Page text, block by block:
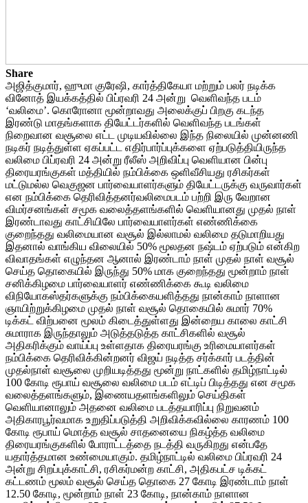
Share
அஜித்குமார், ஹுமா குரேஷி, கார்த்திகேயா மற்றும் பலர் நடிக்க
வினோத் இயக்கத்தில் பிப்ரவரி 24 அன்று வெளிவந்த படம்
‘வலிமை’. கொரோனா மூன்றாவது அலைக்குப் பிறகு கடந்த
இரண்டு மாதங்களாக தியேட்டர்களில் வெளிவந்த படங்கள்
நிறைவான வசூலை எட்ட முடியவில்லை இந்த நிலையில் முன்னணி
நடிகர் நடித்துள்ள ஏகப்பட்ட எதிர்பார்ப்புக்களை ஏற்படுத்தியிருந்த
வலிமை பிப்ரவரி 24 அன்று ரீலீஸ் அறிவிப்பு வெளியான பின்பு
திரையரங்குகள் மத்தியில் நம்பிக்கை ஒளிவீசியது ரசிகர்கள்
மட்டுமல்ல வெகுஜன பார்வையாளர்களும் தியேட்டருக்கு வருவார்கள்
என நம்பிக்கை தெரிவித்தனர்வலிமைபடம் பற்றி இரு வேறான
விமர்சனங்கள் சமூக வலைத்தளங்களில் வெளியானது முதல் நாள்
இரண்டாவது காட்சியிலே பார்வையாளர்கள் எண்ணிக்கை
குறைந்தது வலிமையான வசூல் இல்லாமல் வலிமை தடுமாறியது
இதனால் வாங்கிய விலையில் 50% மூலதன நஷ்டம் ஏற்படும் என்கிற
விவாதங்கள் எழுந்தன ஆனால் இரண்டாம் நாள் முதல் நாள் வசூல்
செய்த தொகையில் இருந்து 50% மாக குறைந்தது மூன்றாம் நாள்
சனிக்கிழமை பார்வையாளர் எண்ணிக்கை கூடி வலிமை
விநியோகஸ்தர்களுக்கு நம்பிக்கையளித்தது நான்காம் நாளான
ஞாயிற்றுக்கிழமை முதல் நாள் வசூல் தொகையில் சுமார் 70%
டிக்கட் விற்பனை மூலம் கிடைத்துள்ளது இன்றைய காலை காட்சி
சுமாராக இருந்தாலும் அடுத்தடுத்த காட்சிகளில் வசூல்
அதிகரிக்கும் வாய்ப்பு உள்ளதாக திரையரங்கு உரிமையாளர்கள்
நம்பிக்கை தெரிவிக்கின்றனர் விஜய் நடித்த சர்க்கார் படத்தின்
முதல்நாள் வசூலை முறியடித்தது மூன்று நாட்களில் தமிழ்நாட்டில்
100 கோடி ரூபாய் வசூலை வலிமை படம் எட்டிப் பிடித்தது என சமூக
வலைத்தளங்களும், இணையதளங்களிலும் செய்திகள்
வெளியானாலும் அதனை வலிமை படத்தயாரிப்பு நிறுவனம்
அதிகாரபூர்வமாக உறுதிப்படுத்தி அறிவிக்கவில்லை காரணம் 100
கோடி ரூபாய் மொத்த வசூல் சாதனையை நிகழ்த்த வலிமை
திரையரங்குகளில் போராட்டத்தை நடத்தி வருகிறது என்பதே
யதார்த்தமான உண்மையாகும். தமிழ்நாட்டில் வலிமை பிப்ரவரி 24
அன்று சிறப்புக்காட்சி, ரசிகர்மன்ற காட்சி, அதிகபட்ச டிக்கட்
கட்டணம் மூலம் வசூல் செய்த தொகை 27 கோடி இரண்டாம் நாள்
12.50 கோடி, மூன்றாம் நாள் 23 கோடி, நான்காம் நாளான